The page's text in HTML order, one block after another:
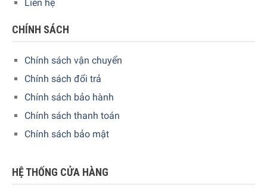
Hiện tại sản phẩm đang được bày bán tại
quốc. Quý vị hãy gọi điện trực tiếp vào Hotline:
039 222 6774
tiết và đặt mua sản phẩm. Hoặc đặt hàng trực tiếp trên
website. Nhân viên tổng đài của Gia dụng Đức Sài Gòn sẽ
gọi lại để xác nhận đơn hàng với quý khách.
GIA DỤNG ĐỨC SÀI GÒN CAM KẾT:
Giao hàng nhanh chóng toàn quốc.
Liên hệ
CHÍNH SÁCH
Chính sách vận chuyển
Chính sách đổi trả
Chính sách bảo hành
Chính sách thanh toán
Chính sách bảo mật
HỆ THỐNG CỬA HÀNG